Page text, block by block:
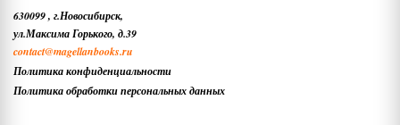
630099, г.Новосибирск,
ул.Максима Горького, д.39
contact@magellanbooks.ru
Политика конфиденциальности
Политика обработки персональных данных